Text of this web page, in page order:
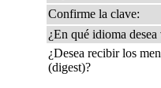
Confirme la clave:
¿En qué idioma
¿Desea recibir los
(digest)?